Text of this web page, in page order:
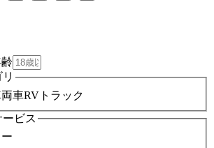
車RV トラック
ビス